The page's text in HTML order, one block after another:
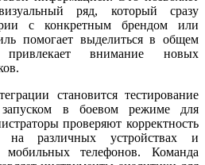
ряд, который сразу
с конкретным брендом или
помогает выделиться в общем
внимание новых
становится тестирование
в боевом режиме для
проверяют корректность
на различных устройствах и
мобильных телефонов. Команда